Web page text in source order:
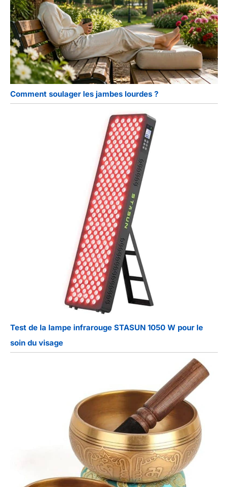
Comment soulager les jambes lourdes ?
Test de la lampe infrarouge STASUN 1050 W pour le
soin du visage